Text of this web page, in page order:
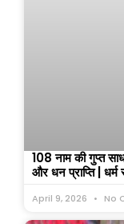
108 नाम की गुप्त
और धन प्राप्ति | धर्म
April 9, 2026 No